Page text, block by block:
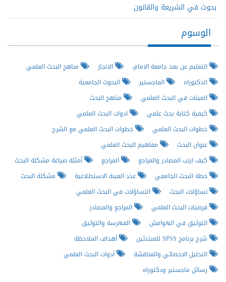
بحوث في الشريعة والقانون
الوسوم
التعليم عن بعد جامعة الامام، الانجاز
مناهج البحث العلمي
الدكتوراه
الماجستير
البحوث الجامعية
العينات في البحث العلمي
مناهج البحث
كيفية كتابة بحث علمي
ادوات البحث العلمي
خطوات البحث العلمي
خطوات البحث العلمي مع الشرح
عنوان البحث
مفاهيم البحث العلمي
كيف ارتب المصادر والمراجع
المراجع
أمثلة صياغة مشكلة البحث
خطة البحث الجامعي
عدد العينة الاستطلاعية
مشكلة البحث
تساؤلات البحث
التساؤلات في البحث العلمي
فرضيات البحث العلمي
المراجع والمصادر
التوثيق في الهوامش
الفهرسة والتوثيق
شرح برنامج SPSS للمبتدئين
أهداف الملاحظة
التحليل الاحصائي والمناقشة
أدوات البحث العلمي
رسائل ماجستير ودكتوراه